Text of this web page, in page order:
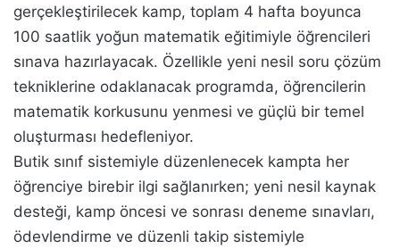
gerçekleştirilecek kamp, toplam 4 hafta boyunca
100 saatlik yoğun matematik eğitimiyle öğrencileri
sınava hazırlayacak. Özellikle yeni nesil soru çözüm
tekniklerine odaklanacak programda, öğrencilerin
matematik korkusunu yenmesi ve güçlü bir temel
oluşturması hedefleniyor.
Butik sınıf sistemiyle düzenlenecek kampta her
öğrenciye birebir ilgi sağlanırken; yeni nesil kaynak
desteği, kamp öncesi ve sonrası deneme sınavları,
ödevlendirme ve düzenli takip sistemiyle